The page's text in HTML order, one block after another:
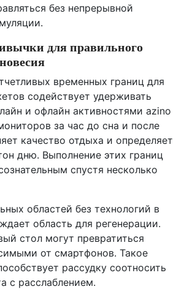
без непрерывной
для правильного
временных границ для
содействует удерживать
и офлайн активностями azino
за час до сна и после
качество отдыха и определяет
дню. Выполнение этих границ
спустя несколько
областей без технологий в
область для регенерации.
стол могут превратиться
от смартфонов. Такое
рассудку соотносить
с расслаблением.